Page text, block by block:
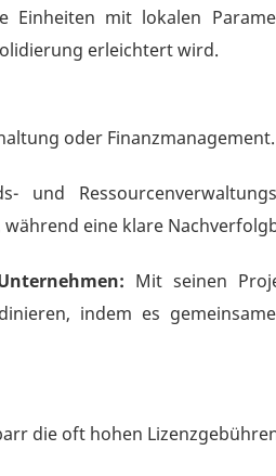
Einheiten mit lokalen
erleichtert wird.
oder
und
eine klare
Mit seinen
indem es
die oft hohen